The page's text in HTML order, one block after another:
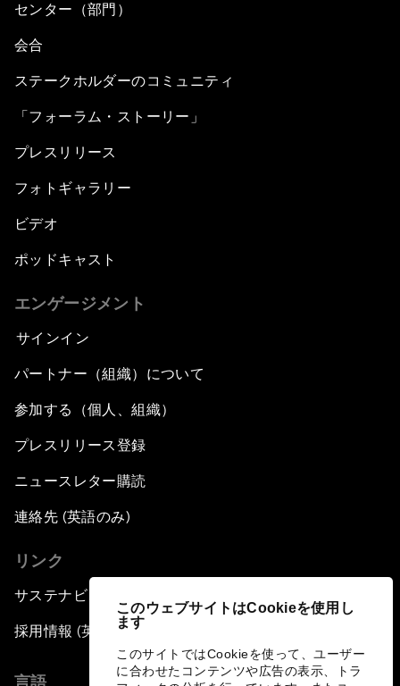
このウェブサイトはCookieを使用し
ます
このサイトではCookieを使って、ユーザー
に合わせたコンテンツや広告の表示、トラ
センター（部門）
会合
ステークホルダーのコミュニティ
「フォーラム・ストーリー」
プレスリリース
フォトギャラリー
ビデオ
ポッドキャスト
エンゲージメント
サインイン
パートナー（組織）について
参加する（個人、組織）
プレスリリース登録
ニュースレター購読
連絡先 (英語のみ)
リンク
サステナビリティへの取り組み
採用情報 (英語のみ)